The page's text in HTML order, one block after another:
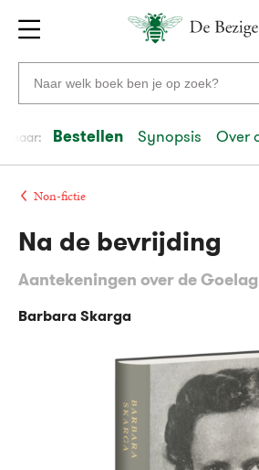
Gratis
verzending
vanaf
20
euro
Voor
23:59
volgendein
Veilig
Gratis
retourneren
Zoeken
naar
auteurs
en
uitgevers
naar: Bestellen Synopsis Over
Non-fictie
Na de bevrijding
Aantekeningen over de
Barbara Skarga